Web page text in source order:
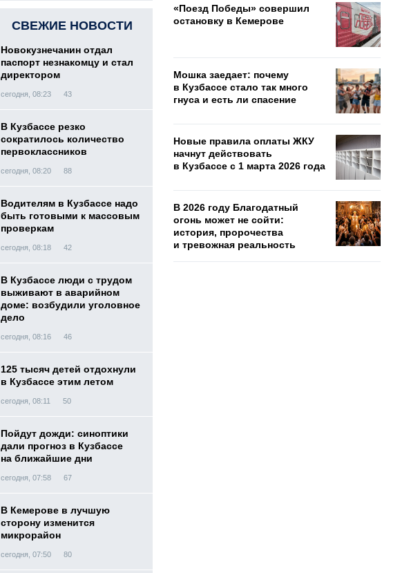
СВЕЖИЕ НОВОСТИ
Новокузнечанин отдал
паспорт незнакомцу и стал
директором
сегодня, 08:23 43
В Кузбассе резко
сократилось количество
первоклассников
сегодня, 08:20 88
Водителям в Кузбассе надо
быть готовыми к массовым
проверкам
сегодня, 08:18 42
В Кузбассе люди с трудом
выживают в аварийном
доме: возбудили уголовное
дело
сегодня, 08:16 46
125 тысяч детей отдохнули
в Кузбассе этим летом
сегодня, 08:11 50
Пойдут дожди: синоптики
дали прогноз в Кузбассе
на ближайшие дни
сегодня, 07:58 67
В Кемерове в лучшую
сторону изменится
микрорайон
сегодня, 07:50 80
«Поезд Победы» совершил
остановку в Кемерове
Мошка заедает: почему
в Кузбассе стало так много
гнуса и есть ли спасение
Новые правила оплаты ЖКУ
начнут действовать
в Кузбассе с 1 марта 2026 года
В 2026 году Благодатный
огонь может не сойти:
история, пророчества
и тревожная реальность